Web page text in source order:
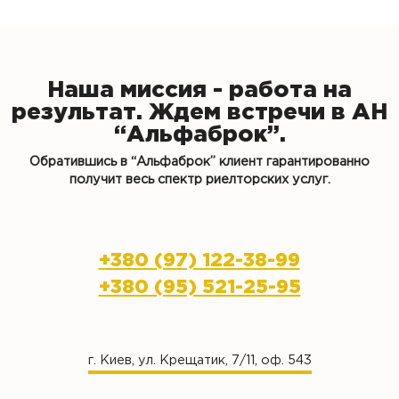
Наша миссия - работа на
результат. Ждем встречи в АН
“Альфаброк”.
Обратившись в “Альфаброк” клиент гарантированно
получит весь спектр риелторских услуг.
+380 (97) 122-38-99
+380 (95) 521-25-95
г. Киев, ул. Крещатик, 7/11, оф. 543